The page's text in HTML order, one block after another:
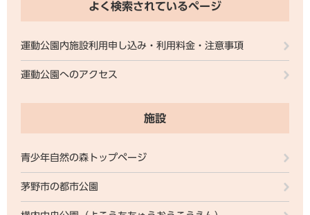
よく検索されているページ
運動公園内施設利用申し込み・利用料金・注意事項
運動公園へのアクセス
施設
青少年自然の森トップページ
茅野市の都市公園